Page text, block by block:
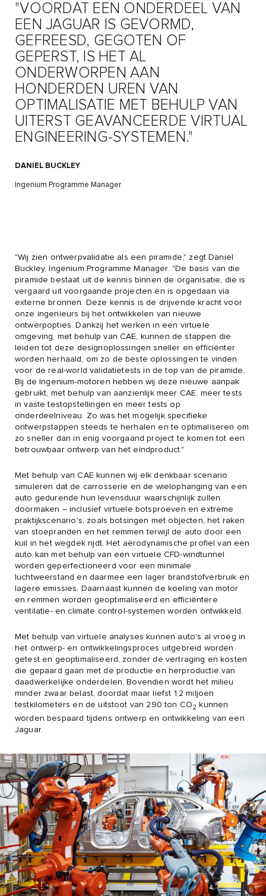
"VOORDAT EEN ONDERDEEL VAN
EEN JAGUAR IS GEVORMD,
GEFREESD, GEGOTEN OF
GEPERST, IS HET AL
ONDERWORPEN AAN
HONDERDEN UREN VAN
OPTIMALISATIE MET BEHULP VAN
UITERST GEAVANCEERDE VIRTUAL
ENGINEERING-SYSTEMEN."
DANIEL BUCKLEY
Ingenium Programme Manager
"Wij zien ontwerpvalidatie als een piramide," zegt Daniel
Buckley, Ingenium Programme Manager. "De basis van die
piramide bestaat uit de kennis binnen de organisatie, die is
vergaard uit voorgaande projecten en is opgedaan via
externe bronnen. Deze kennis is de drijvende kracht voor
onze ingenieurs bij het ontwikkelen van nieuwe
ontwerpopties. Dankzij het werken in een virtuele
omgeving, met behulp van CAE, kunnen de stappen die
leiden tot deze designoplossingen sneller en efficiënter
worden herhaald, om zo de beste oplossingen te vinden
voor de real-world validatietests in de top van de piramide.
Bij de Ingenium-motoren hebben wij deze nieuwe aanpak
gebruikt, met behulp van aanzienlijk meer CAE, meer tests
in vaste testopstellingen en meer tests op
onderdeelniveau. Zo was het mogelijk specifieke
ontwerpstappen steeds te herhalen en te optimaliseren om
zo sneller dan in enig voorgaand project te komen tot een
betrouwbaar ontwerp van het eindproduct."
Met behulp van CAE kunnen wij elk denkbaar scenario
simuleren dat de carrosserie en de wielophanging van een
auto gedurende hun levensduur waarschijnlijk zullen
doormaken – inclusief virtuele botsproeven en extreme
praktijkscenario's, zoals botsingen met objecten, het raken
van stoepranden en het remmen terwijl de auto door een
kuil in het wegdek rijdt. Het aërodynamische profiel van een
auto kan met behulp van een virtuele CFD-windtunnel
worden geperfectioneerd voor een minimale
luchtweerstand en daarmee een lager brandstofverbruik en
lagere emissies. Daarnaast kunnen de koeling van motor
en remmen worden geoptimaliseerd en efficiëntere
ventilatie- en climate control-systemen worden ontwikkeld.
Met behulp van virtuele analyses kunnen auto's al vroeg in
het ontwerp- en ontwikkelingsproces uitgebreid worden
getest en geoptimaliseerd, zonder de vertraging en kosten
die gepaard gaan met de productie en herproductie van
daadwerkelijke onderdelen. Bovendien wordt het milieu
minder zwaar belast, doordat maar liefst 1,2 miljoen
testkilometers en de uitstoot van 290 ton CO2
kunnen
worden bespaard tijdens ontwerp en ontwikkeling van een
Jaguar.